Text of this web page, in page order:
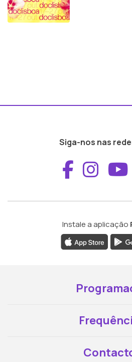
Siga-nos nas
Instale a aplicação